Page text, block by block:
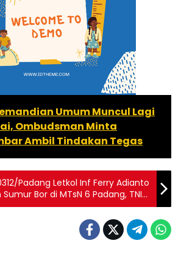
Umum Muncul Lagi
Ombudsman Minta
Ambil Tindakan Tegas
Padang Letkol Inf Ferry Adianto
Bor di MTsN 6 Padang, TNI
Krisis Air Bersih